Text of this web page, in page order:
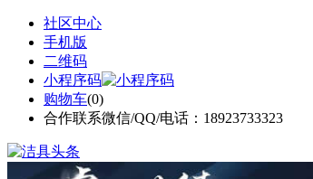
社区中心
手机版
二维码
小程序码
购物车(0)
合作联系微信/QQ/电话：18923733323